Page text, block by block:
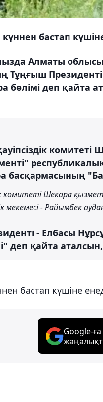
бастап
Алматы
Тұңғыш
деп қайта
комитеті
комитеті Шекара
мекемесі - Райымбек
- Елбасы
деп қайта
бастап күшіне
Google-